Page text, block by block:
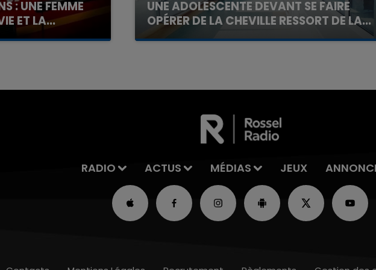
: UNE FEMME
ET LA...
le feu après avoir
UNE ADOLESCENTE DEVANT SE FAIRE
OPÉRER DE LA CHEVILLE RESSORT DE LA...
La famille a porté plainte contre la clinique qui a
RADIO ACTUS MÉDIAS JEUX